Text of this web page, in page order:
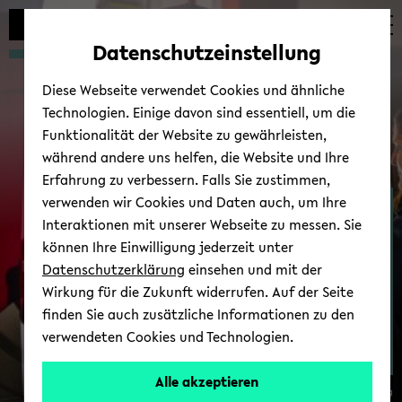
Automatische
vermeiden
zum
wechseln
zum
wechseln
zum
wechseln
For­schung
© Uni­ver­si­tät Bie­le­feld/ André Wir­sig
Datenschutzeinstellung
Diese Webseite verwendet Cookies und ähnliche
Technologien. Einige davon sind essentiell, um die
Funktionalität der Website zu gewährleisten,
während andere uns helfen, die Website und Ihre
Erfahrung zu verbessern. Falls Sie zustimmen,
verwenden wir Cookies und Daten auch, um Ihre
Interaktionen mit unserer Webseite zu messen. Sie
können Ihre Einwilligung jederzeit unter
Datenschutzerklärung einsehen und mit der
Wirkung für die Zukunft widerrufen. Auf der Seite
finden Sie auch zusätzliche Informationen zu den
verwendeten Cookies und Technologien.
Alle akzeptieren